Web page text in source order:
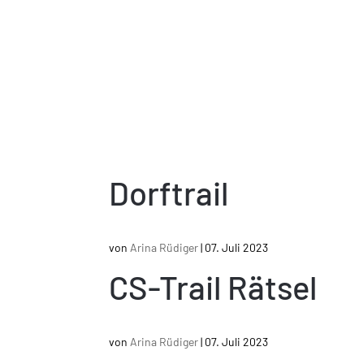
Dorftrail
von Arina Rüdiger| 07. Juli 2023
CS-Trail Rätsel
von Arina Rüdiger| 07. Juli 2023